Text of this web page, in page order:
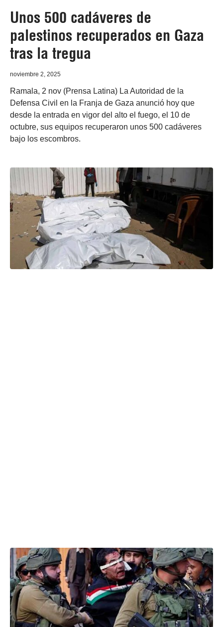
Unos 500 cadáveres de
palestinos recuperados en Gaza
tras la tregua
noviembre 2, 2025
Ramala, 2 nov (Prensa Latina) La Autoridad de la
Defensa Civil en la Franja de Gaza anunció hoy que
desde la entrada en vigor del alto el fuego, el 10 de
octubre, sus equipos recuperaron unos 500 cadáveres
bajo los escombros.